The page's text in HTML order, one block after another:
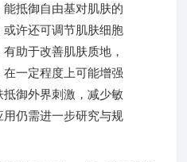
抵御自由基对肌肤的
许还可调节肌肤细胞
助于改善肌肤质地，
一定程度上可能增强
御外界刺激，减少敏
仍需进一步研究与规